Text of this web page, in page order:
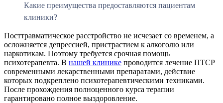
Какие преимущества предоставляются пациентам
клиники?
Посттравматическое расстройство не исчезает со временем, а
осложняется депрессией, пристрастием к алкоголю или
наркотикам. Поэтому требуется срочная помощь
психотерапевта. В нашей клинике проводится лечение ПТСР
современными лекарственными препаратами, действие
которых подкреплено психотерапевтическими техниками.
После прохождения полноценного курса терапии
гарантировано полное выздоровление.